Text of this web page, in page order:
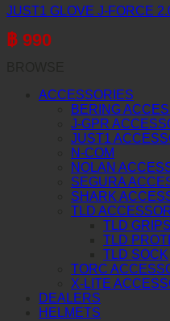
JUST1 GLOVE J-FORCE
฿ 990
ACCESSORIES
BERING
J-GPR
JUST1
N-COM
NOLAN
SEGURA
SHARK
TLD
TLD GRIPS
TLD
TLD SOCK
TORC
X-LITE
DEALERS
HELMETS